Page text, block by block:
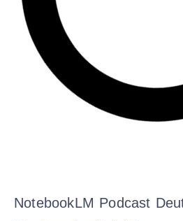
NotebookLM Podcast